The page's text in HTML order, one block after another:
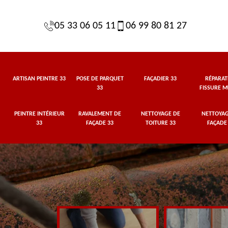
05 33 06 05 11 06 99 80 81 27
ARTISAN PEINTRE 33
POSE DE PARQUET
33
FAÇADIER 33
FISSURE
PEINTRE INTÉRIEUR
33
RAVALEMENT DE
FAÇADE 33
NETTOYAGE DE
TOITURE 33